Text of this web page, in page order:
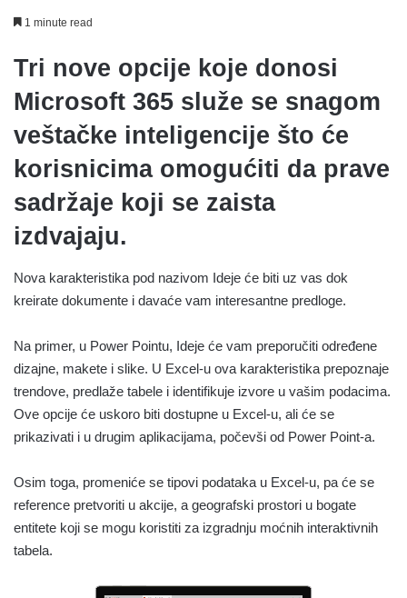
1 minute read
Tri nove opcije koje donosi
Microsoft 365 služe se snagom
veštačke inteligencije što će
korisnicima omogućiti da prave
sadržaje koji se zaista
izdvajaju.
Nova karakteristika pod nazivom Ideje će biti uz vas dok
kreirate dokumente i davaće vam interesantne predloge.
Na primer, u Power Pointu, Ideje će vam preporučiti određene
dizajne, makete i slike. U Excel-u ova karakteristika prepoznaje
trendove, predlaže tabele i identifikuje izvore u vašim podacima.
Ove opcije će uskoro biti dostupne u Excel-u, ali će se
prikazivati i u drugim aplikacijama, počevši od Power Point-a.
Osim toga, promeniće se tipovi podataka u Excel-u, pa će se
reference pretvoriti u akcije, a geografski prostori u bogate
entitete koji se mogu koristiti za izgradnju moćnih interaktivnih
tabela.